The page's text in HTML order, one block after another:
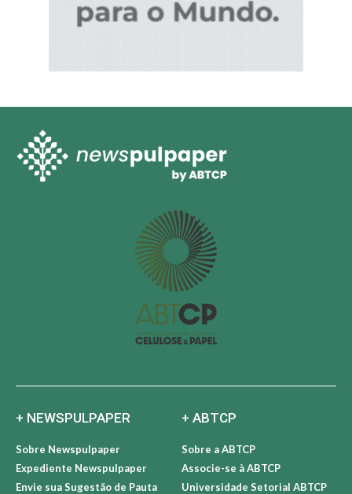
+ NEWSPULPAPER
Sobre Newspulpaper
Expediente Newspulpaper
Envie sua Sugestão de Pauta
+ ABTCP
Sobre a ABTCP
Associe-se à ABTCP
Universidade Setorial ABTCP